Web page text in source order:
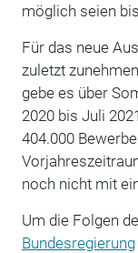
möglich seien
Für das neue
zuletzt
gebe es über
2020 bis Juli
404.000
noch nicht mit
Um die Folgen
Bundesregierung